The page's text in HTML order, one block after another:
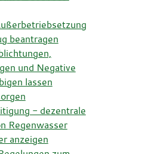
beantragen
und Negative
lassen
- dezentrale
Regenwasser
anzeigen